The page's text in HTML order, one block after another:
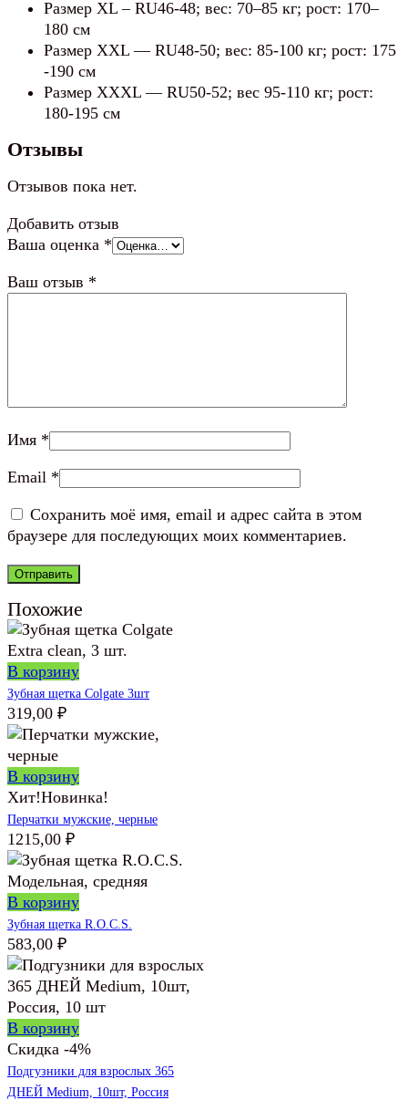
Размер XL – RU46-48; вес: 70–85 кг; рост: 170–
180 см
Размер XXL — RU48-50; вес: 85-100 кг; рост: 175
-190 см
Размер XXXL — RU50-52; вес 95-110 кг; рост:
180-195 см
Отзывы
Отзывов пока нет.
Добавить отзыв
Ваша оценка *
Ваш отзыв *
Имя *
Email *
Сохранить моё имя, email и адрес сайта в этом
браузере для последующих моих комментариев.
Похожие
В корзину
Зубная щетка Colgate 3шт
319,00 ₽
В корзину
Хит!Новинка!
Перчатки мужские, черные
1215,00 ₽
В корзину
Зубная щетка R.O.C.S.
583,00 ₽
В корзину
Скидка -4%
Подгузники для взрослых 365
ДНЕЙ Medium, 10шт, Россия